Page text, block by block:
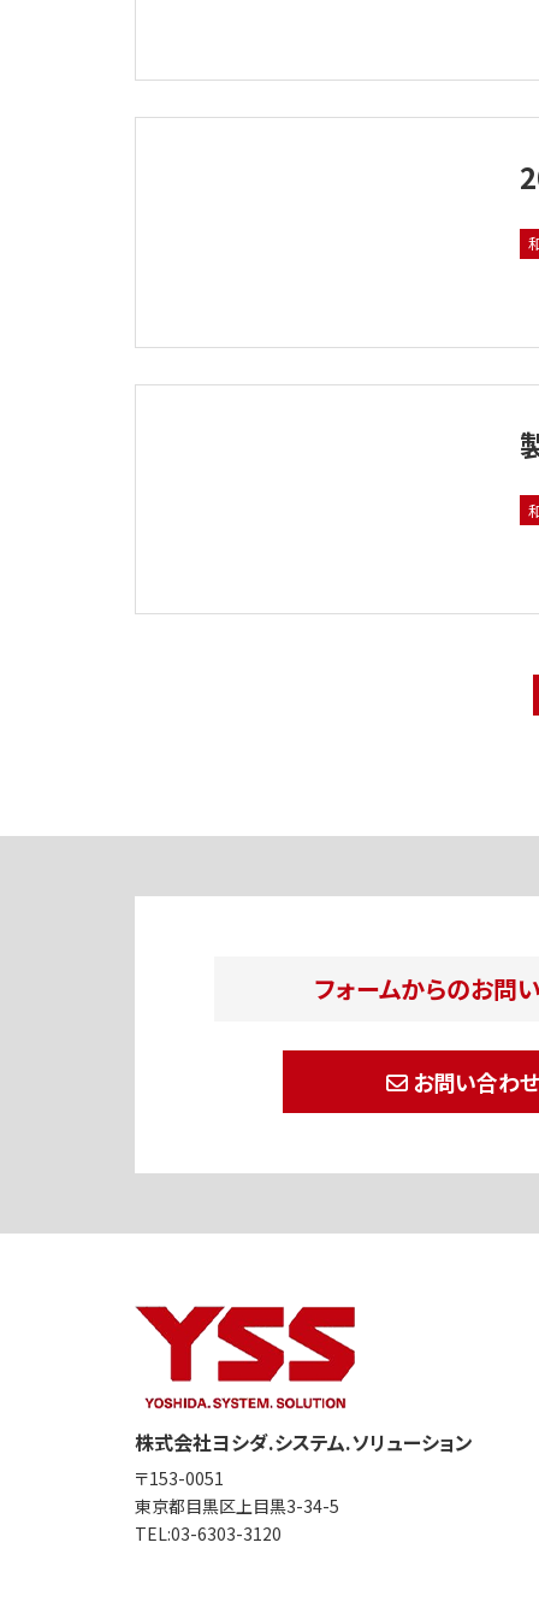
フォームからのお問
お問い合わせ
株式会社ヨシダ.システム.ソリューション
〒153-0051
東京都目黒区上目黒3-34-5
TEL:03-6303-3120